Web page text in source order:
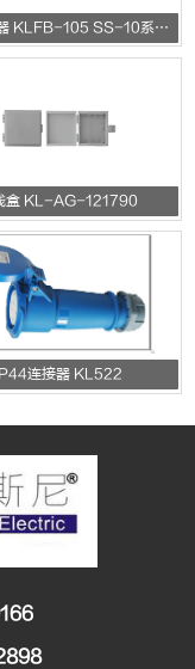
防爆断路器 KLFB-105 SS-10系列防爆照明开关
盒 KL-AG-121790
IP44连接器 KL522